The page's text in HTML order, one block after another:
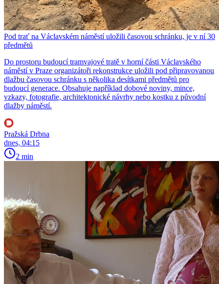
Pod trať na Václavském náměstí uložili časovou schránku, je v ní 30
předmětů
Do prostoru budoucí tramvajové tratě v horní části Václavského
náměstí v Praze organizátoři rekonstrukce uložili pod připravovanou
dlažbu časovou schránku s několika desítkami předmětů pro
budoucí generace. Obsahuje například dobové noviny, mince,
vzkazy, fotografie, architektonické návrhy nebo kostku z původní
dlažby náměstí.
Pražská Drbna
dnes, 04:15
2 min